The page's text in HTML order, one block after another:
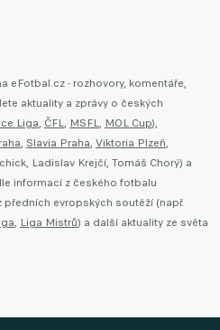
eFotbal.cz - rozhovory, komentáře,
aktuality a zprávy o českých
Liga, ČFL, MSFL, MOL Cup),
, Slavia Praha, Viktoria Plzeň,
Ladislav Krejčí, Tomáš Chorý) a
informací z českého fotbalu
evropských soutěží (např.
, Liga Mistrů) a další aktuality ze světa